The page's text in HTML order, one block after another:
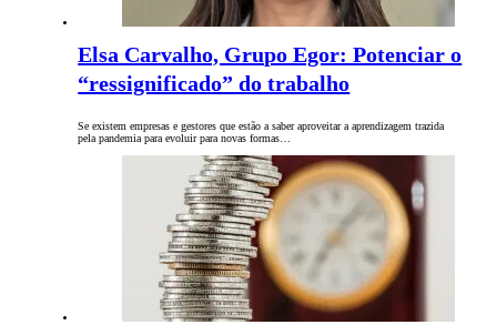
Elsa Carvalho, Grupo Egor: Potenciar o
“ressignificado” do trabalho
Se existem empresas e gestores que estão a saber aproveitar a aprendizagem trazida
pela pandemia para evoluir para novas formas…